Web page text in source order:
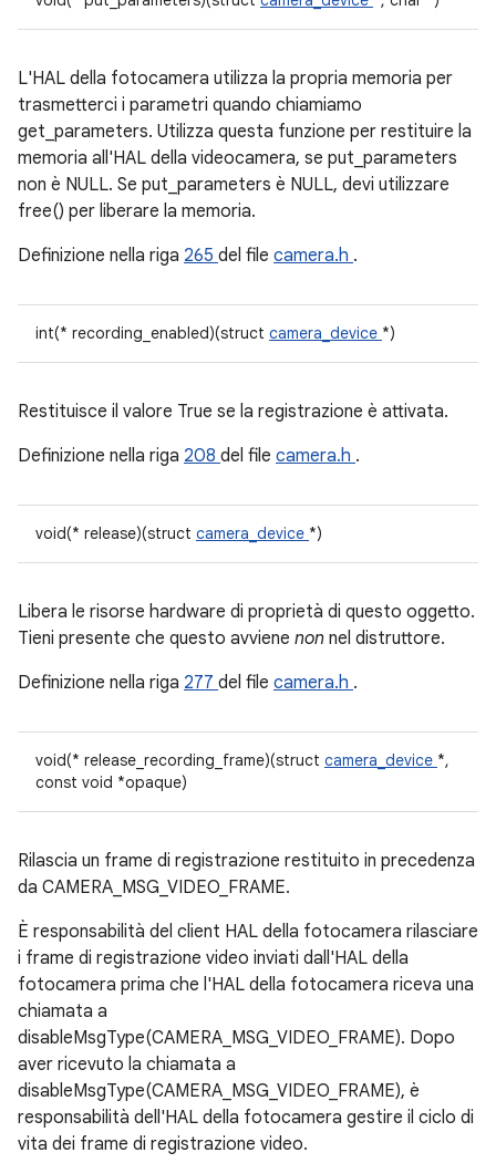
L'HAL della fotocamera utilizza la propria memoria per
trasmetterci i parametri quando chiamiamo
get_parameters. Utilizza questa funzione per restituire la
memoria all'HAL della videocamera, se put_parameters
non è NULL. Se put_parameters è NULL, devi utilizzare
free() per liberare la memoria.
Definizione nella riga 265 del file camera.h .
int(* recording_enabled)(struct camera_device *)
Restituisce il valore True se la registrazione è attivata.
Definizione nella riga 208 del file camera.h .
void(* release)(struct camera_device *)
Libera le risorse hardware di proprietà di questo oggetto.
Tieni presente che questo avviene non nel distruttore.
Definizione nella riga 277 del file camera.h .
void(* release_recording_frame)(struct camera_device *,
const void *opaque)
Rilascia un frame di registrazione restituito in precedenza
da CAMERA_MSG_VIDEO_FRAME.
È responsabilità del client HAL della fotocamera rilasciare
i frame di registrazione video inviati dall'HAL della
fotocamera prima che l'HAL della fotocamera riceva una
chiamata a
disableMsgType(CAMERA_MSG_VIDEO_FRAME). Dopo
aver ricevuto la chiamata a
disableMsgType(CAMERA_MSG_VIDEO_FRAME), è
responsabilità dell'HAL della fotocamera gestire il ciclo di
vita dei frame di registrazione video.